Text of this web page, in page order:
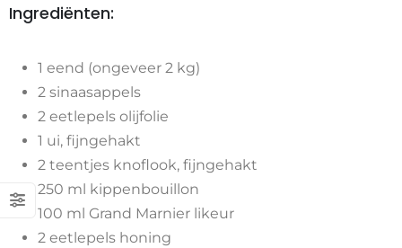
Ingrediënten:
1 eend (ongeveer 2 kg)
2 sinaasappels
2 eetlepels olijfolie
1 ui, fijngehakt
2 teentjes knoflook, fijngehakt
250 ml kippenbouillon
100 ml Grand Marnier likeur
2 eetlepels honing